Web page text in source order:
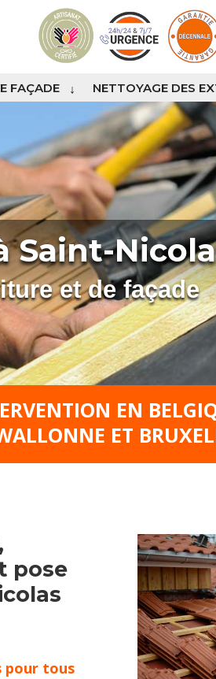
FAÇADE NETTOYAGE DES
et de façade
EN
ET
pose
pour tous